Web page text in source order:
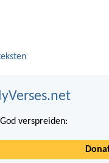
verspreiden: